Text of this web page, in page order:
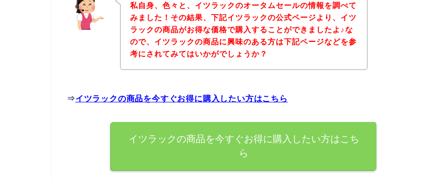
私自身、色々と、イツラックのオータムセールの情報を調べて
みました！その結果、下記イツラックの公式ページより、イツ
ラックの商品がお得な価格で購入することができましたよ♪な
ので、イツラックの商品に興味のある方は下記ページなどを参
考にされてみてはいかがでしょうか？
⇒イツラックの商品を今すぐお得に購入したい方はこちら
イツラックの商品を今すぐお得に購入したい方はこち
ら